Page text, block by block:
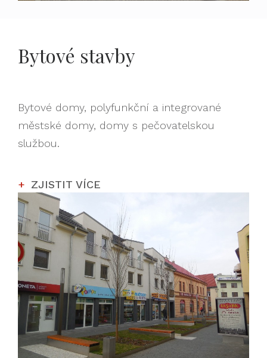
Bytové stavby
Bytové domy, polyfunkční a integrované
městské domy, domy s pečovatelskou
službou.
ZJISTIT VÍCE